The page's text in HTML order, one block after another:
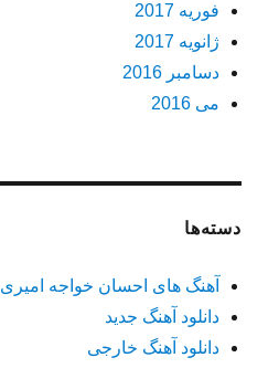
فوریه 2017
ژانویه 2017
دسامبر 2016
می 2016
دسته‌ها
آهنگ های احسان خواجه امیری
دانلود آهنگ جدید
دانلود آهنگ خارجی